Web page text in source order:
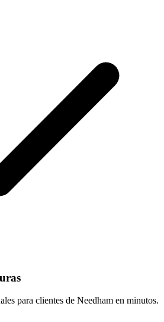
para clientes de Needham en minutos.